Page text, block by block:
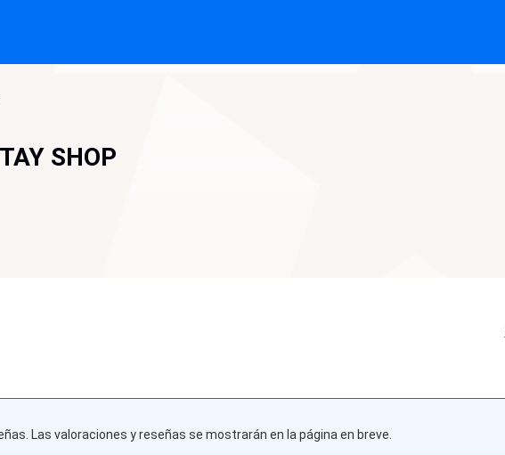
SHOP
Las valoraciones y reseñas se mostrarán en la página en breve.